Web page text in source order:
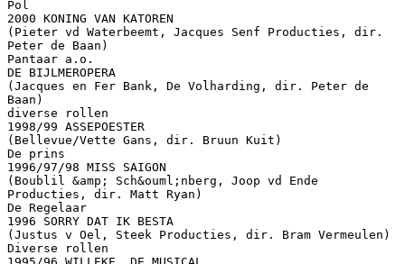
Pol
2000 KONING VAN KATOREN
(Pieter vd Waterbeemt, Jacques Senf Producties, dir.
Peter de Baan)
Pantaar a.o.
DE BIJLMEROPERA
(Jacques en Fer Bank, De Volharding, dir. Peter de
Baan)
diverse rollen
1998/99 ASSEPOESTER
(Bellevue/Vette Gans, dir. Bruun Kuit)
De prins
1996/97/98 MISS SAIGON
(Boublil &amp; Sch&ouml;nberg, Joop vd Ende
Producties, dir. Matt Ryan)
De Regelaar
1996 SORRY DAT IK BESTA
(Justus v Oel, Steek Producties, dir. Bram Vermeulen)
Diverse rollen